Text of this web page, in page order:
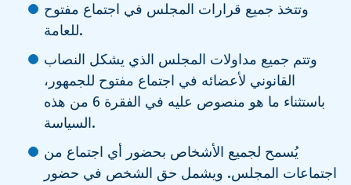
وتتخذ جميع قرارات المجلس في اجتماع مفتوح
للعامة.
وتتم جميع مداولات المجلس الذي يشكل النصاب
القانوني لأعضائه في اجتماع مفتوح للجمهور،
باستثناء ما هو منصوص عليه في الفقرة 6 من هذه
السياسة.
يُسمح لجميع الأشخاص بحضور أي اجتماع من
اجتماعات المجلس. ويشمل حق الشخص في حضور